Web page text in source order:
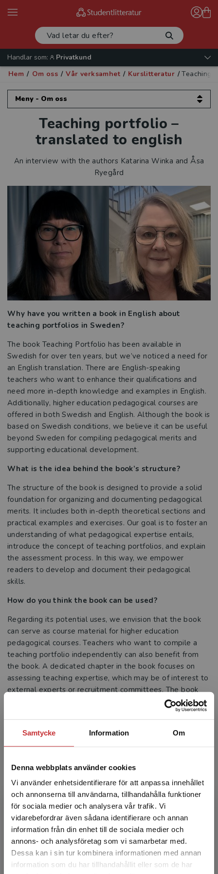
Samtycke Information Om
Denna webbplats använder cookies
Vi använder enhetsidentifierare för att anpassa innehållet
och annonserna till användarna, tillhandahålla funktioner
för sociala medier och analysera vår trafik. Vi
vidarebefordrar även sådana identifierare och annan
information från din enhet till de sociala medier och
annons- och analysföretag som vi samarbetar med.
Dessa kan i sin tur kombinera informationen med annan
information som du har tillhandahållit eller som de har
Begränsad fraktregion
Det verkar som att du besöker
Handlar som:
Privatkund
Hem / Om oss / Vår verksamhet / Kurslitteratur / Teaching
Meny - Om oss
Om oss
Kontakta oss
Vår verksamhet
Läromedel
Kurslitteratur
Därför behövs den svenska
kurslitteraturen
Så hotas den svenska kurslitteraturen
Studora
Kurslitteratur för Yrkeshögskolan
Kompetensutveckling
Prova demoprodukter
Organisation och ledning
Jobba hos oss
Historia
GDPR och personuppgifter
Cookies
Tillgänglighet
Systemkrav
Teaching portfolio –
translated to english
An interview with the authors Katarina Winka and Åsa
Ryegård
Why have you written a book in English about
teaching portfolios in Sweden?
The book Teaching Portfolio has been available in
Swedish for over ten years, but we’ve noticed a need for
an English translation. There are English-speaking
teachers who want to enhance their qualifications and
need more in-depth knowledge and examples in English.
Additionally, higher education pedagogical courses are
offered in both Swedish and English. Although the book is
based on Swedish conditions, we believe it can be useful
beyond Sweden for compiling pedagogical merits and
supporting educational development.
What is the idea behind the book’s structure?
The structure of the book is designed to provide a solid
foundation for organizing and documenting pedagogical
merits. It includes both in-depth theoretical sections and
practical examples and exercises. Our goal is to foster an
understanding of what pedagogical expertise entails,
introduce the concept of teaching portfolios, and explain
the assessment process. In this way, we empower
readers to develop and document their pedagogical
skills.
How do you think the book can be used?
Regarding its potential uses, we envision that the book
can serve as course material for higher education
pedagogical courses. Teachers who want to compile a
teaching portfolio independently can also benefit from
the book. A dedicated chapter in the book focuses on
assessing teaching expertise, which may be of interest to
external experts or recruitment committees. The book
can also be used as a reference guide, where readers
selectively explore specific sections based on their needs
Teaching portfolio
provides facts, advice and inspiration for those
who want to document their teaching
achievements in a ...
392 krinkl. moms
Exkl. moms: 370 kr
Vill du ha tips på